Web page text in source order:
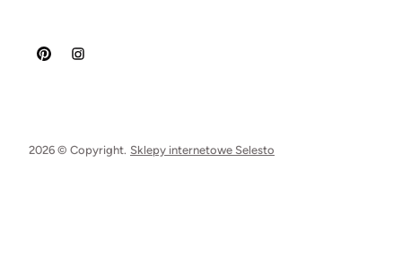
2026 © Copyright. Sklepy internetowe Selesto